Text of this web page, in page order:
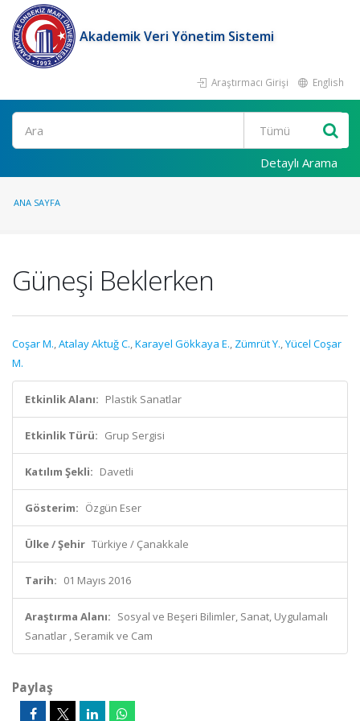
Akademik Veri Yönetim Sistemi
Araştırmacı Girişi English
Ara
Detaylı Arama
ANA SAYFA
Güneşi Beklerken
Coşar M.,Atalay Aktuğ C.,Karayel Gökkaya E., Zümrüt Y.,Yücel Coşar
M.
Etkinlik Alanı: Plastik Sanatlar
Etkinlik Türü: Grup Sergisi
Katılım Şekli: Davetli
Gösterim: Özgün Eser
Ülke / Şehir Türkiye / Çanakkale
Tarih: 01 Mayıs 2016
Araştırma Alanı: Sosyal ve Beşeri Bilimler, Sanat, Uygulamalı
Sanatlar , Seramik ve Cam
Paylaş